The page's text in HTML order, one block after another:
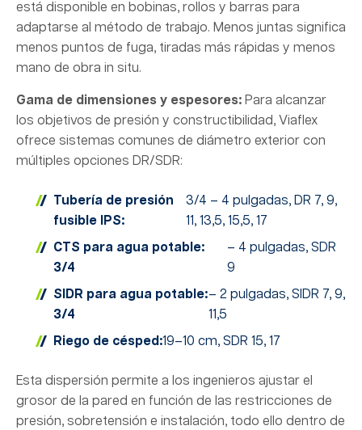
está disponible en bobinas, rollos y barras para
adaptarse al método de trabajo. Menos juntas significa
menos puntos de fuga, tiradas más rápidas y menos
mano de obra in situ.
Gama de dimensiones y espesores: Para alcanzar
los objetivos de presión y constructibilidad, Viaflex
ofrece sistemas comunes de diámetro exterior con
múltiples opciones DR/SDR:
Tubería de presión
fusible IPS:
3/4 – 4 pulgadas, DR 7, 9,
11, 13,5, 15,5, 17
CTS para agua potable:
3/4
– 4 pulgadas, SDR
9
SIDR para agua potable:
3/4
– 2 pulgadas, SIDR 7, 9,
11,5
Riego de césped:19–10 cm, SDR 15, 17
Esta dispersión permite a los ingenieros ajustar el
grosor de la pared en función de las restricciones de
presión, sobretensión e instalación, todo ello dentro de